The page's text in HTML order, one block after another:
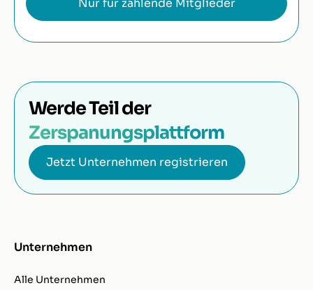
Nur für zahlende Mitglieder
Werde Teil der
Zerspanungsplattform
Jetzt Unternehmen registrieren
Unternehmen
Alle Unternehmen